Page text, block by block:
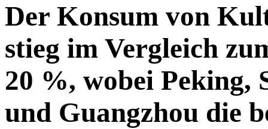
Der Konsum von
stieg im Vergleich
20 %, wobei Peking,
und Guangzhou die